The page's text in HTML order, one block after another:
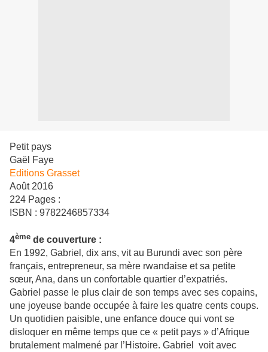
Petit pays
Gaël Faye
Editions Grasset
Août 2016
224 Pages :
ISBN : 9782246857334
4ème de couverture :
En 1992, Gabriel, dix ans, vit au Burundi avec son père
français, entrepreneur, sa mère rwandaise et sa petite
sœur, Ana, dans un confortable quartier d’expatriés.
Gabriel passe le plus clair de son temps avec ses copains,
une joyeuse bande occupée à faire les quatre cents coups.
Un quotidien paisible, une enfance douce qui vont se
disloquer en même temps que ce « petit pays » d’Afrique
brutalement malmené par l’Histoire. Gabriel voit avec